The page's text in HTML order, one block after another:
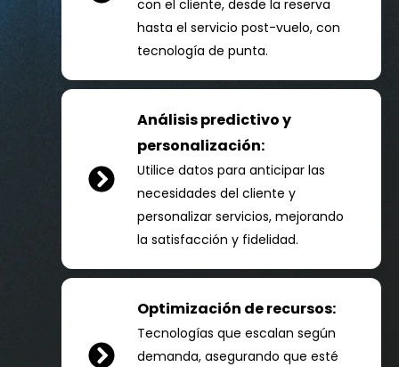
con el cliente, desde la reserva
hasta el servicio post-vuelo, con
tecnología de punta.
Análisis predictivo y
personalización:
Utilice datos para anticipar las
necesidades del cliente y
personalizar servicios, mejorando
la satisfacción y fidelidad.
Optimización de recursos:
Tecnologías que escalan según
demanda, asegurando que esté